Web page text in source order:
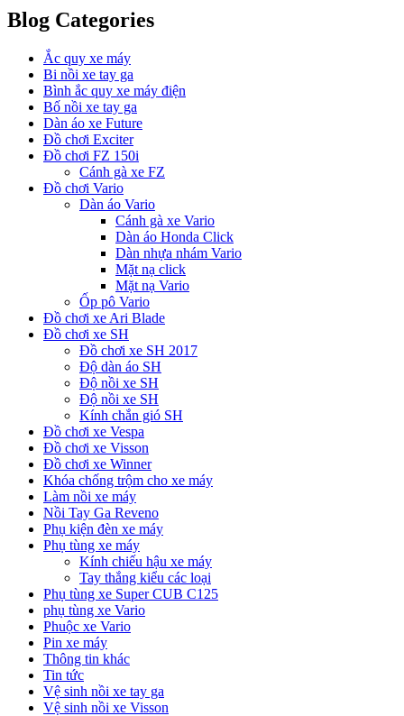
Blog Categories
Ắc quy xe máy
Bi nồi xe tay ga
Bình ắc quy xe máy điện
Bố nồi xe tay ga
Dàn áo xe Future
Đồ chơi Exciter
Đồ chơi FZ 150i
Cánh gà xe FZ
Đồ chơi Vario
Dàn áo Vario
Cánh gà xe Vario
Dàn áo Honda Click
Dàn nhựa nhám Vario
Mặt nạ click
Mặt nạ Vario
Ốp pô Vario
Đồ chơi xe Ari Blade
Đồ chơi xe SH
Đồ chơi xe SH 2017
Độ dàn áo SH
Độ nồi xe SH
Độ nồi xe SH
Kính chắn gió SH
Đồ chơi xe Vespa
Đồ chơi xe Visson
Đồ chơi xe Winner
Khóa chống trộm cho xe máy
Làm nồi xe máy
Nồi Tay Ga Reveno
Phụ kiện đèn xe máy
Phụ tùng xe máy
Kính chiếu hậu xe máy
Tay thắng kiểu các loại
Phụ tùng xe Super CUB C125
phụ tùng xe Vario
Phuộc xe Vario
Pin xe máy
Thông tin khác
Tin tức
Vệ sinh nồi xe tay ga
Vệ sinh nồi xe Visson